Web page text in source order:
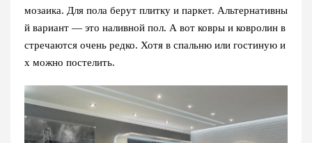
мозаика. Для пола берут плитку и паркет. Альтернативны
й вариант — это наливной пол. А вот ковры и ковролин в
стречаются очень редко. Хотя в спальню или гостиную и
х можно постелить.